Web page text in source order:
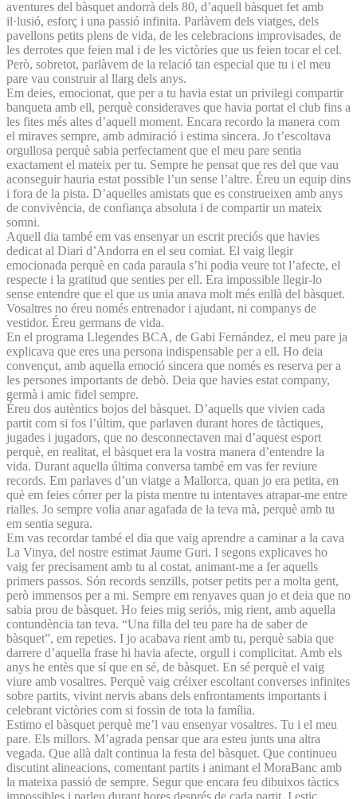
aventures del bàsquet andorrà dels 80, d’aquell bàsquet fet amb
il·lusió, esforç i una passió infinita. Parlàvem dels viatges, dels
pavellons petits plens de vida, de les celebracions improvisades, de
les derrotes que feien mal i de les victòries que us feien tocar el cel.
Però, sobretot, parlàvem de la relació tan especial que tu i el meu
pare vau construir al llarg dels anys.
Em deies, emocionat, que per a tu havia estat un privilegi compartir
banqueta amb ell, perquè consideraves que havia portat el club fins a
les fites més altes d’aquell moment. Encara recordo la manera com
el miraves sempre, amb admiració i estima sincera. Jo t’escoltava
orgullosa perquè sabia perfectament que el meu pare sentia
exactament el mateix per tu. Sempre he pensat que res del que vau
aconseguir hauria estat possible l’un sense l’altre. Éreu un equip dins
i fora de la pista. D’aquelles amistats que es construeixen amb anys
de convivència, de confiança absoluta i de compartir un mateix
somni.
Aquell dia també em vas ensenyar un escrit preciós que havies
dedicat al Diari d’Andorra en el seu comiat. El vaig llegir
emocionada perquè en cada paraula s’hi podia veure tot l’afecte, el
respecte i la gratitud que senties per ell. Era impossible llegir-lo
sense entendre que el que us unia anava molt més enllà del bàsquet.
Vosaltres no éreu només entrenador i ajudant, ni companys de
vestidor. Éreu germans de vida.
En el programa Llegendes BCA, de Gabi Fernández, el meu pare ja
explicava que eres una persona indispensable per a ell. Ho deia
convençut, amb aquella emoció sincera que només es reserva per a
les persones importants de debò. Deia que havies estat company,
germà i amic fidel sempre.
Éreu dos autèntics bojos del bàsquet. D’aquells que vivien cada
partit com si fos l’últim, que parlaven durant hores de tàctiques,
jugades i jugadors, que no desconnectaven mai d’aquest esport
perquè, en realitat, el bàsquet era la vostra manera d’entendre la
vida. Durant aquella última conversa també em vas fer reviure
records. Em parlaves d’un viatge a Mallorca, quan jo era petita, en
què em feies córrer per la pista mentre tu intentaves atrapar-me entre
rialles. Jo sempre volia anar agafada de la teva mà, perquè amb tu
em sentia segura.
Em vas recordar també el dia que vaig aprendre a caminar a la cava
La Vinya, del nostre estimat Jaume Guri. I segons explicaves ho
vaig fer precisament amb tu al costat, animant-me a fer aquells
primers passos. Són records senzills, potser petits per a molta gent,
però immensos per a mi. Sempre em renyaves quan jo et deia que no
sabia prou de bàsquet. Ho feies mig seriós, mig rient, amb aquella
contundència tan teva. “Una filla del teu pare ha de saber de
bàsquet”, em repeties. I jo acabava rient amb tu, perquè sabia que
darrere d’aquella frase hi havia afecte, orgull i complicitat. Amb els
anys he entès que sí que en sé, de bàsquet. En sé perquè el vaig
viure amb vosaltres. Perquè vaig créixer escoltant converses infinites
sobre partits, vivint nervis abans dels enfrontaments importants i
celebrant victòries com si fossin de tota la família.
Estimo el bàsquet perquè me’l vau ensenyar vosaltres. Tu i el meu
pare. Els millors. M’agrada pensar que ara esteu junts una altra
vegada. Que allà dalt continua la festa del bàsquet. Que continueu
discutint alineacions, comentant partits i animant el MoraBanc amb
la mateixa passió de sempre. Segur que encara feu dibuixos tàctics
impossibles i parleu durant hores després de cada partit. I estic